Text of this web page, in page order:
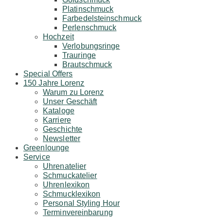
Platinschmuck
Farbedelsteinschmuck
Perlenschmuck
Hochzeit
Verlobungsringe
Trauringe
Brautschmuck
Special Offers
150 Jahre Lorenz
Warum zu Lorenz
Unser Geschäft
Kataloge
Karriere
Geschichte
Newsletter
Greenlounge
Service
Uhrenatelier
Schmuckatelier
Uhrenlexikon
Schmucklexikon
Personal Styling Hour
Terminvereinbarung